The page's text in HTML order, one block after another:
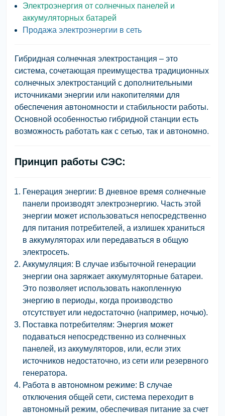
Электроэнергия от солнечных панелей и
аккумуляторных батарей
Продажа электроэнергии в сеть
Гибридная солнечная электростанция – это
система, сочетающая преимущества традиционных
солнечных электростанций с дополнительными
источниками энергии или накопителями для
обеспечения автономности и стабильности работы.
Основной особенностью гибридной станции есть
возможность работать как с сетью, так и автономно.
Принцип работы СЭС:
Генерация энергии: В дневное время солнечные
панели производят электроэнергию. Часть этой
энергии может использоваться непосредственно
для питания потребителей, а излишек храниться
в аккумуляторах или передаваться в общую
электросеть.
Аккумуляция: В случае избыточной генерации
энергии она заряжает аккумуляторные батареи.
Это позволяет использовать накопленную
энергию в периоды, когда производство
отсутствует или недостаточно (например, ночью).
Поставка потребителям: Энергия может
подаваться непосредственно из солнечных
панелей, из аккумуляторов, или, если этих
источников недостаточно, из сети или резервного
генератора.
Работа в автономном режиме: В случае
отключения общей сети, система переходит в
автономный режим, обеспечивая питание за счет